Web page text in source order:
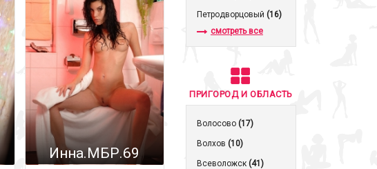
Инна.МБР.69
Петродворцовый (16)
смотреть все
ПРИГОРОД И ОБЛАСТЬ
Волосово (17)
Волхов (10)
Всеволожск (41)